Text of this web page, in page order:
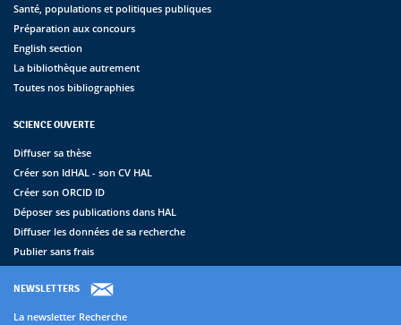
Santé, populations et politiques publiques
Préparation aux concours
English section
La bibliothèque autrement
Toutes nos bibliographies
SCIENCE OUVERTE
Diffuser sa thèse
Créer son IdHAL - son CV HAL
Créer son ORCID ID
Déposer ses publications dans HAL
Diffuser les données de sa recherche
Publier sans frais
NEWSLETTERS
La newsletter Recherche